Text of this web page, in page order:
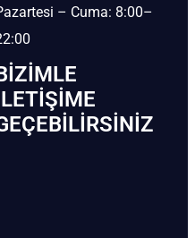
– Cuma: 8:00–